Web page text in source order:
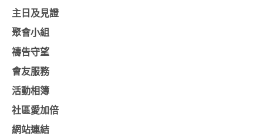
主日及見證
聚會小組
禱告守望
會友服務
活動相簿
社區愛加倍
網站連結